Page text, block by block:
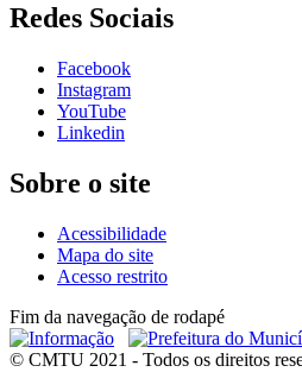
Redes Sociais
Facebook
Instagram
YouTube
Linkedin
Sobre o site
Acessibilidade
Mapa do site
Acesso restrito
Fim da navegação de rodapé
© CMTU 2021 - Todos os direitos